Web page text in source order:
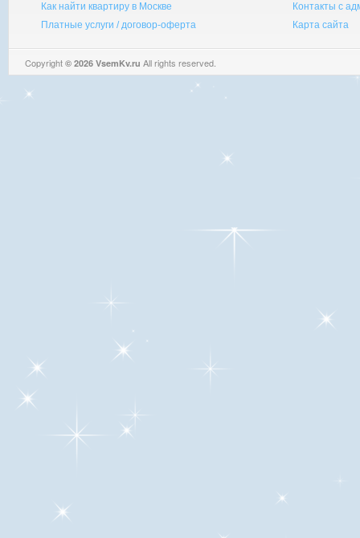
Как найти квартиру в Москве
Платные услуги / договор-оферта
Контакты с
Карта сайта
Copyright © 2026 VsemKv.ru All rights reserved.